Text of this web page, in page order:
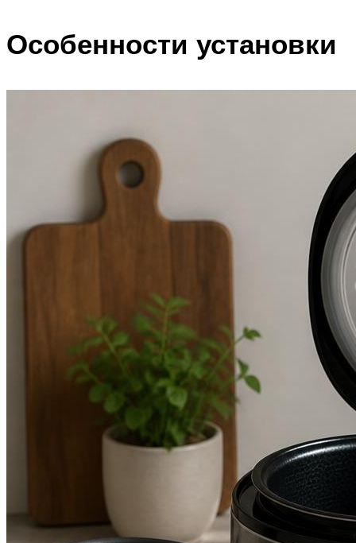
Особенности установки